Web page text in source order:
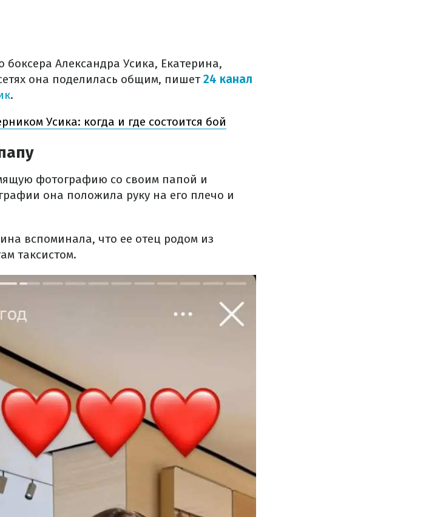
Александра Усика, Екатерина,
она поделилась общим, пишет24 канал
.
Усика: когда и где состоится бой
фотографию со своим папой и
она положила руку на его плечо и
вспоминала, что ее отец родом из
таксистом.